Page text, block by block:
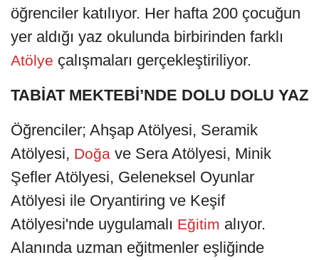
öğrenciler katılıyor. Her hafta 200 çocuğun
yer aldığı yaz okulunda birbirinden farklı
Atölye çalışmaları gerçekleştiriliyor.
TABİAT MEKTEBİ’NDE DOLU DOLU YAZ
Öğrenciler; Ahşap Atölyesi, Seramik
Atölyesi, Doğa ve Sera Atölyesi, Minik
Şefler Atölyesi, Geleneksel Oyunlar
Atölyesi ile Oryantiring ve Keşif
Atölyesi'nde uygulamalı Eğitim alıyor.
Alanında uzman eğitmenler eşliğinde